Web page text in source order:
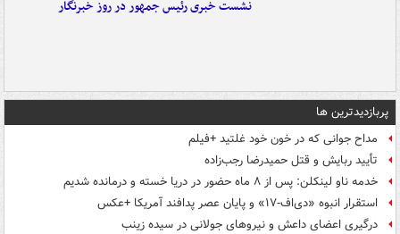
نشست خبری رئیس جمهور در روز خبرنگار
پربازدیدترین ها
مداح جوانی که در خون خود غلتید +فیلم
تأیید ربایش و قتل حمیدرضا رجب‌زاده
خدمه ناو لینکلن: پس از ۸ ماه حضور در دریا خسته و درمانده‌ شدیم
استقرار انبوه «دی‌اف‑۱۷» و پایان عصر پدافند آمریکا +عکس
درگیری اعضای داعش و نیروهای جولانی در سیده زینب